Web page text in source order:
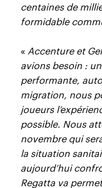
centaines de
formidable
« Accenture et
avions besoin :
performante,
migration, nous
joueurs
possible. Nous
novembre qui
la situation
aujourd’hui
Regatta va